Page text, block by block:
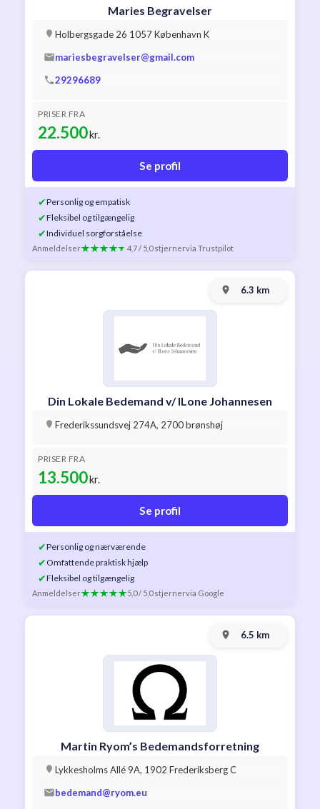
Maries Begravelser
Holbergsgade 26 1057 København K
mariesbegravelser@gmail.com
29296689
PRISER FRA
22.500kr.
Se profil
✔Personlig og empatisk
✔Fleksibel og tilgængelig
✔Individuel sorgforståelse
Anmeldelser 4,7 / 5,0 stjernervia Trustpilot
6.3 km
Din Lokale Bedemand v/ ILone Johannesen
Frederikssundsvej 274A, 2700 brønshøj
PRISER FRA
13.500kr.
Se profil
✔Personlig og nærværende
✔ Omfattende praktisk hjælp
✔Fleksibel og tilgængelig
Anmeldelser 5,0 / 5,0 stjernervia Google
6.5 km
Martin Ryom’s Bedemandsforretning
Lykkesholms Allé 9A, 1902 Frederiksberg C
bedemand@ryom.eu